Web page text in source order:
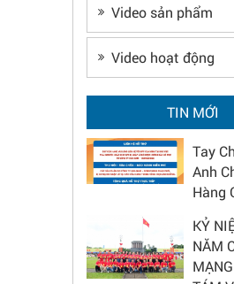
Video sản phẩm
Video hoạt động
TIN MỚI
xây
2026
diện
hàng
Hoa
Tay
Anh
Hàng
Vực
KỶ
NĂM
MẠNG
TÁM